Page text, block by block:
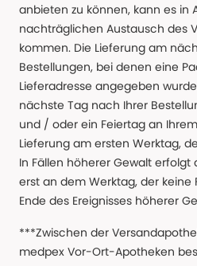
anbieten zu können, kann es in
nachträglichen Austausch des
kommen. Die Lieferung am
Bestellungen, bei denen eine
Lieferadresse angegeben
nächste Tag nach Ihrer
und / oder ein Feiertag an
Lieferung am ersten Werktag,
In Fällen höherer Gewalt erfolgt
erst an dem Werktag, der keine
Ende des Ereignisses höherer
***Zwischen der
medpex Vor-Ort-Apotheken